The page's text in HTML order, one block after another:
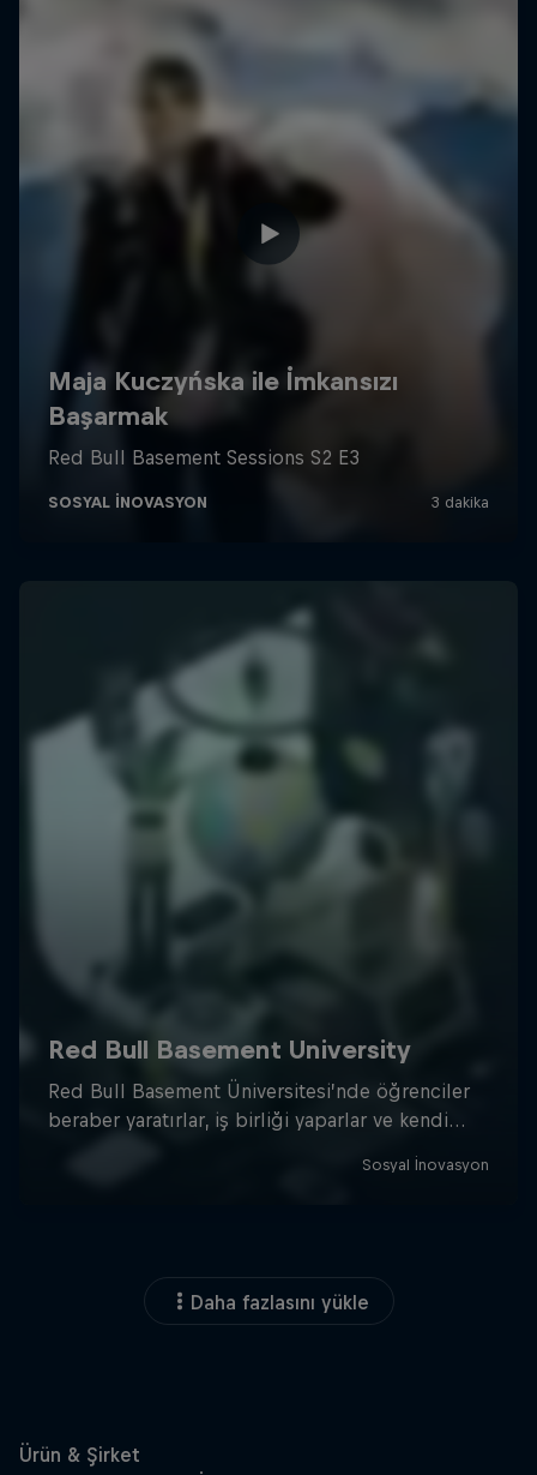
Daha fazlasını yükle